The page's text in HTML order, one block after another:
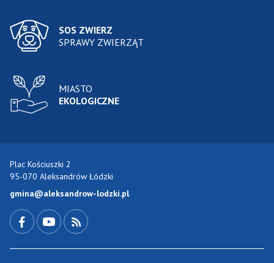
SOS ZWIERZ
SPRAWY ZWIERZĄT
MIASTO
EKOLOGICZNE
Plac Kościuszki 2
95-070 Aleksandrów Łódzki
gmina@aleksandrow-lodzki.pl